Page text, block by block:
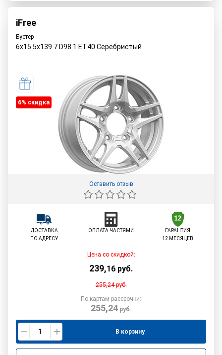
iFree
Бустер
6x15 5x139.7 D98.1 ET40 Серебристый
6% cкидка
Оставить отзыв
ДОСТАВКА
ПО АДРЕСУ
ОПЛАТА ЧАСТЯМИ
ГАРАНТИЯ
12 МЕСЯЦЕВ
Цена со скидкой:
239,16 руб.
255,24руб.
По картам рассрочки:
255,24руб.
В корзину